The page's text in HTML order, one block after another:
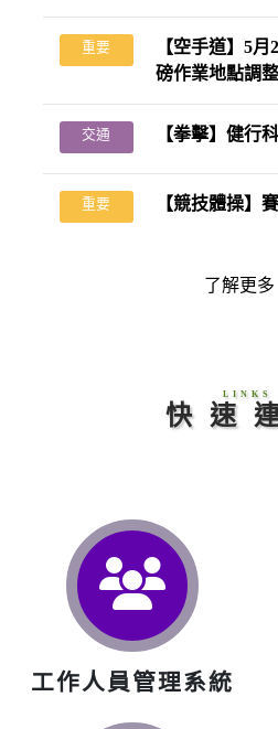
重要
【空手道】5
磅作業地點調整
交通 【拳擊】健行
重要 【競技體操】
了解更多
LINKS
快 速
工作人員管理系統